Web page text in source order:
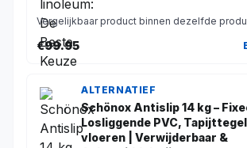
Vergelijkbaar product binnen dezelfde
€99.95
ALTERNATIEF
Schönox Antislip 14 kg –
Losliggende PVC,
vloeren | Verwijderbaar &